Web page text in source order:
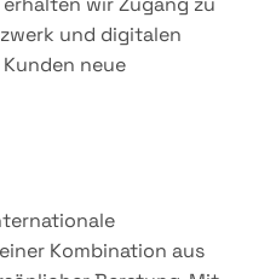
und digitalen
neue
Kombination aus